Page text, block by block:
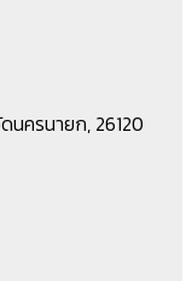
นครนายก, 26120